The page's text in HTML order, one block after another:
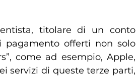
titolare di un conto
pagamento offerti non solo
come ad esempio, Apple,
servizi di queste terze parti,